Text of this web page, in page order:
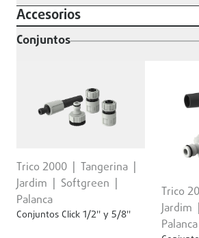
Accesorios
Conjuntos
Trico 2000
Tangerina
Jardim
Softgreen
Palanca
Conjuntos Click 1/2'' y 5/8''
Trico
Jardim
Palanca